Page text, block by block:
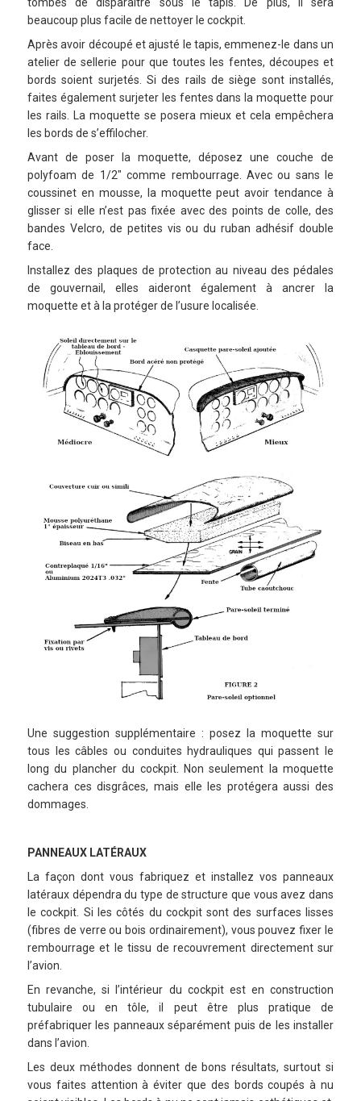
beaucoup plus facile de nettoyer le cockpit.
Après avoir découpé et ajusté le tapis, emmenez-le dans un
atelier de sellerie pour que toutes les fentes, découpes et
bords soient surjetés. Si des rails de siège sont installés,
faites également surjeter les fentes dans la moquette pour
les rails. La moquette se posera mieux et cela empêchera
les bords de s’effilocher.
Avant de poser la moquette, déposez une couche de
polyfoam de 1/2″ comme rembourrage. Avec ou sans le
coussinet en mousse, la moquette peut avoir tendance à
glisser si elle n’est pas fixée avec des points de colle, des
bandes Velcro, de petites vis ou du ruban adhésif double
face.
Installez des plaques de protection au niveau des pédales
de gouvernail, elles aideront également à ancrer la
moquette et à la protéger de l’usure localisée.
Une suggestion supplémentaire : posez la moquette sur
tous les câbles ou conduites hydrauliques qui passent le
long du plancher du cockpit. Non seulement la moquette
cachera ces disgrâces, mais elle les protégera aussi des
dommages.
PANNEAUX LATÉRAUX
La façon dont vous fabriquez et installez vos panneaux
latéraux dépendra du type de structure que vous avez dans
le cockpit. Si les côtés du cockpit sont des surfaces lisses
(fibres de verre ou bois ordinairement), vous pouvez fixer le
rembourrage et le tissu de recouvrement directement sur
l’avion.
En revanche, si l’intérieur du cockpit est en construction
tubulaire ou en tôle, il peut être plus pratique de
préfabriquer les panneaux séparément puis de les installer
dans l’avion.
Les deux méthodes donnent de bons résultats, surtout si
vous faites attention à éviter que des bords coupés à nu